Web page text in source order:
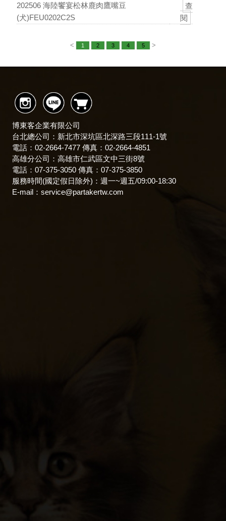
202506 海陸饗宴松林鹿肉鷹嘴豆
(犬)FEU0202C2S
查
閱
< 1 2 3 4 5 >
博東客企業有限公司
台北總公司：新北市深坑區北深路三段111-1號
電話：02-2664-7477 傳真：02-2664-4851
高雄分公司：高雄市仁武區文中三街8號
電話：07-375-3050 傳真：07-375-3850
服務時間(國定假日除外)： 週一~週五/09:00-18:30
E-mail： service@partakertw.com